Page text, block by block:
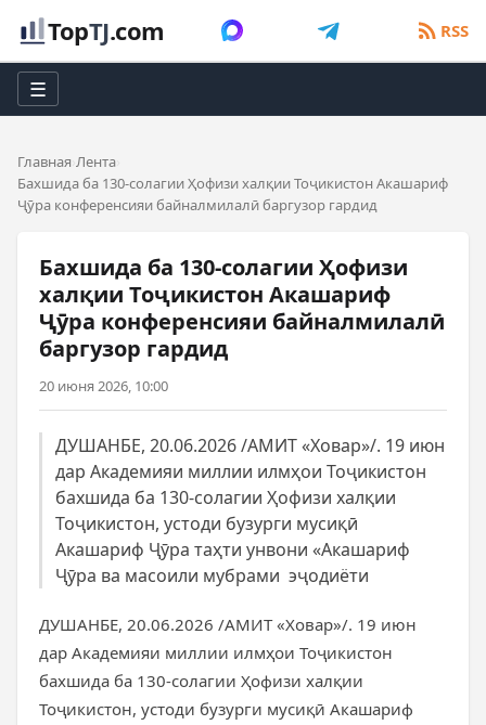
TopTJ.com RSS
☰
Главная Лента
Бахшида ба 130-солагии Ҳофизи халқии Тоҷикистон Акашариф
Ҷӯра конференсияи байналмилалӣ баргузор гардид
Бахшида ба 130-солагии Ҳофизи
халқии Тоҷикистон Акашариф
Ҷӯра конференсияи байналмилалӣ
баргузор гардид
20 июня 2026, 10:00
ДУШАНБЕ, 20.06.2026 /АМИТ «Ховар»/. 19 июн
дар Академияи миллии илмҳои Тоҷикистон
бахшида ба 130-солагии Ҳофизи халқии
Тоҷикистон, устоди бузурги мусиқӣ
Акашариф Ҷӯра таҳти унвони «Акашариф
Ҷӯра ва масоили мубрами эҷодиёти
ДУШАНБЕ, 20.06.2026 /АМИТ «Ховар»/. 19 июн
дар Академияи миллии илмҳои Тоҷикистон
бахшида ба 130-солагии Ҳофизи халқии
Тоҷикистон, устоди бузурги мусиқӣ Акашариф